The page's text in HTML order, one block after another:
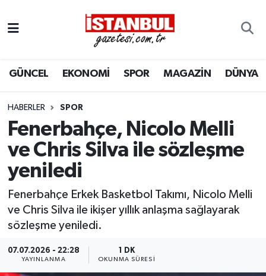
GÜNCEL EKONOMİ SPOR MAGAZİN DÜNYA
HABERLER SPOR
Fenerbahçe, Nicolo Melli
ve Chris Silva ile sözleşme
yeniledi
Fenerbahçe Erkek Basketbol Takımı, Nicolo Melli
ve Chris Silva ile ikişer yıllık anlaşma sağlayarak
sözleşme yeniledi.
07.07.2026 - 22:28
YAYINLANMA
1 DK
OKUNMA SÜRESI
EKONOMİ
İSTANBUL
DÜNYA
SPOR
MAGAZİN
KÜLTÜR SANAT
SAĞLIK
Nöbetçi Eczaneler
Hava Durumu
Trafik Durumu
Süper Lig Puan Durumu ve Fikstür
Tüm Manşetler
Son Dakika Haberleri
Haber Arşivi